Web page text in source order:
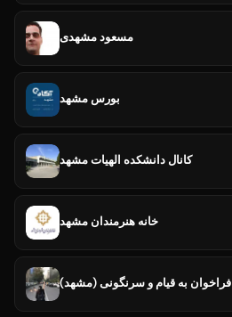
مسعود مشهدی
بورس مشهد
کانال دانشکده الهیات مشهد
خانه هنرمندان مشهد
فراخوان به قیام و سرنگونی (مشهد)